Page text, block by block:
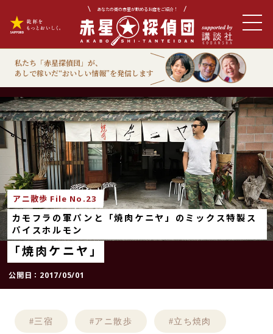
あなたの街の赤星が飲めるお店をご紹介！
私たち「赤星探偵団」が、
あしで稼いだ“おいしい情報”を発信します
アニ散歩 File No.23
カモフラの軍パンと「焼肉ケニヤ」のミックス特製ス
パイスホルモン
「焼肉ケニヤ」
公開日： 2017/05/01
#三宿 #アニ散歩 #立ち焼肉